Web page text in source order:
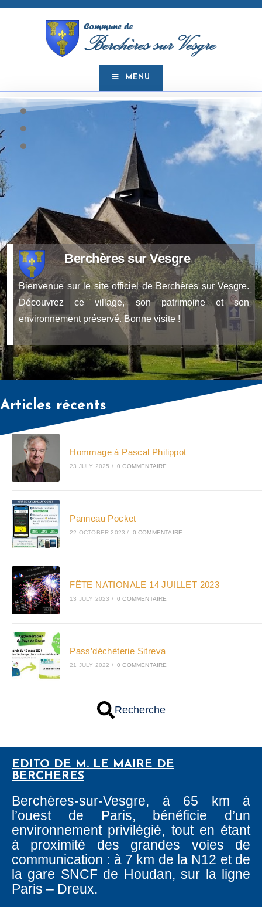
MENU
Berchères sur Vesgre
Bienvenue sur le site officiel de Berchères sur Vesgre.
Découvrez ce village, son patrimoine et son
environnement préservé. Bonne visite !
Articles récents
Hommage à Pascal Philippot
23 JULY 2025 / 0 COMMENTAIRE
Panneau Pocket
22 OCTOBER 2023 / 0 COMMENTAIRE
FÊTE NATIONALE 14 JUILLET 2023
13 JULY 2023 / 0 COMMENTAIRE
Pass’déchèterie Sitreva
21 JULY 2022 / 0 COMMENTAIRE
Recherche
EDITO DE M. LE MAIRE DE
BERCHERES
Berchères-sur-Vesgre, à 65 km à
l’ouest de Paris, bénéficie d’un
environnement privilégié, tout en étant
à proximité des grandes voies de
communication : à 7 km de la N12 et de
la gare SNCF de Houdan, sur la ligne
Paris – Dreux.